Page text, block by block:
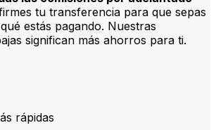
tu transferencia para que sepas
estás pagando. Nuestras
significan más ahorros para ti.
rápidas